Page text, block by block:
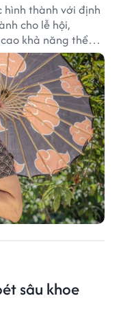
hình thành với định
cho lễ hội,
khả năng thể
dựng thương hiệu,
tạo được
từng bước mở
sâu khoe